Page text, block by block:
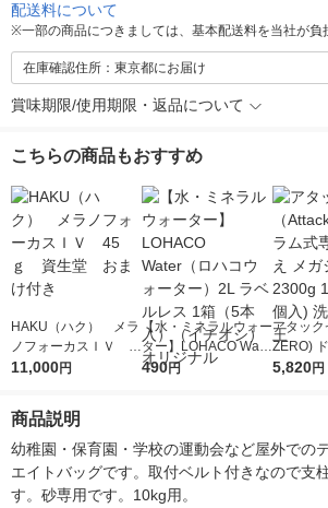
配送料について
※一部の商品につきましては、基本配送料を当社が負
在庫確認住所：東京都にお届け
賞味期限/使用期限・返品について
こちらの商品もおすすめ
HAKU（ハク） メラ
ノフォーカスＩＶ 4
5ｇ 資生堂 おまけ
11,000円
【水・ミネラルウォー
ター】LOHACO Wate
r（ロハコウォータ
490円
アタッ
ZERO)
詰め替え
5,820円
商品説明
幼稚園・保育園・学校の運動会など屋外での
エイトバッグです。取付ベルト付きなので支
す。砂専用です。10kg用。